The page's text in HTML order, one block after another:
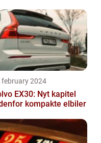
february 2024
EX30: Nyt kapitel
kompakte elbiler